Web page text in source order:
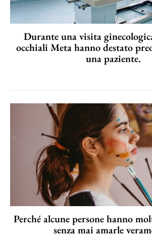
Durante una visita
occhiali Meta hanno destato
una paziente.
Perché alcune persone hanno
senza mai amarle